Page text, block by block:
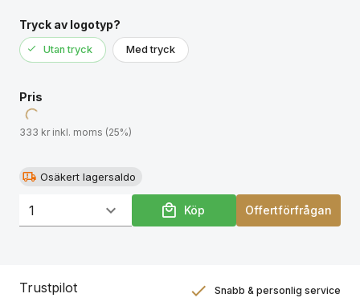
Pulverlackerad hållbar utsida. Volym 1000ml. BPA-
fri.
Tryck av logotyp?
Utan tryck Med tryck
Pris
333 kr inkl. moms (25%)
Osäkert lagersaldo
Köp Offertförfrågan
Trustpilot Snabb & personlig service